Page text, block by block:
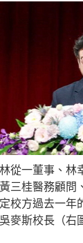
從一董事、林
三桂醫務顧問
校方過去一年
麥斯校長（右